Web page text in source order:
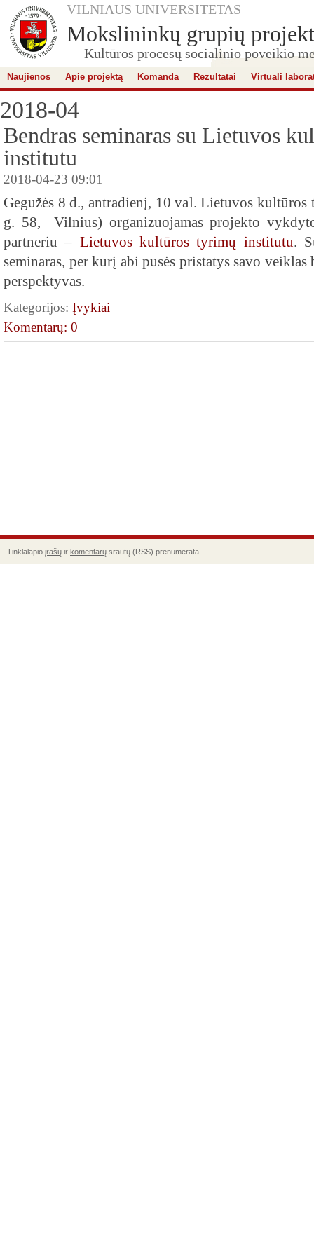
VILNIAUS UNIVERSITETAS
Mokslininkų grupių
Kultūros procesų socialinio poveikio
Naujienos Apie projektą Komanda Rezultatai Virtuali
2018-04
Bendras seminaras su Lietuvos
institutu
2018-04-23 09:01
Gegužės 8 d., antradienį, 10 val. Lietuvos
g. 58, Vilnius) organizuojamas projekto
partneriu – Lietuvos kultūros tyrimų institutu.
seminaras, per kurį abi pusės pristatys savo
perspektyvas.
Kategorijos: Įvykiai
Komentarų: 0
Tinklalapio įrašų ir komentarų srautų (RSS) prenumerata.